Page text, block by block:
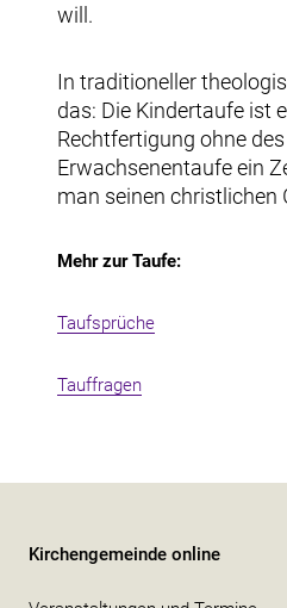
will.
In traditioneller
das: Die Kindertaufe ist
Rechtfertigung ohne
Erwachsenentaufe ein
man seinen christlichen
Mehr zur Taufe:
Taufsprüche
Tauffragen
Kirchengemeinde online